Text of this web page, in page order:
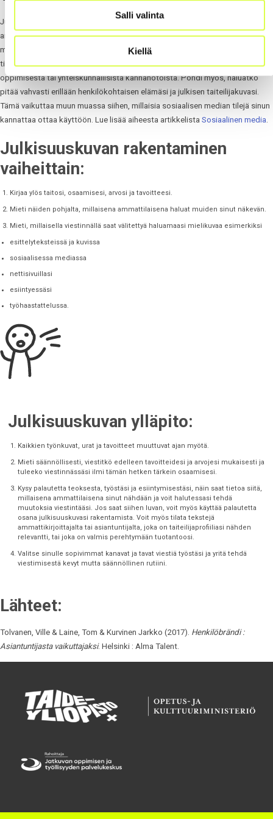
Salli valinta
Kiellä
Julkisuuskuvan luominen on viestintää. Voit itse vaikuttaa siihen, millaisena
ammattilaisena muut sinut näkevät. Lue lisää viestinnästä tämän sivuston
muista
. Muista, että jos et kerro tekemisistäsi, kukaan ei saa
tietää hienoista jutuistasi, oli kyse sitten taiteellisista töistäsi, jonkun uuden
oppimisesta tai yhteiskunnallisista kannanotoista. Pohdi myös, haluatko
pitää vahvasti erillään henkilökohtaisen elämäsi ja julkisen taiteilijakuvasi.
Tämä vaikuttaa muun muassa siihen, millaisia sosiaalisen median tilejä sinun
kannattaa ottaa käyttöön. Lue lisää aiheesta artikkelista Sosiaalinen media
Julkisuuskuvan rakentaminen
vaiheittain:
Kirjaa ylös taitosi, osaamisesi, arvosi ja tavoitteesi.
Mieti näiden pohjalta, millaisena ammattilaisena haluat muiden sinut näkevän.
Mieti, millaisella viestinnällä saat välitettyä haluamaasi mielikuvaa esimerkiksi
esittelyteksteissä ja kuvissa
sosiaalisessa mediassa
nettisivuillasi
esiintyessäsi
työhaastattelussa.
Julkisuuskuvan ylläpito:
Kaikkien työnkuvat, urat ja tavoitteet muuttuvat ajan myötä.
Mieti säännöllisesti, viestitkö edelleen tavoitteidesi ja arvojesi mukaisesti ja
tuleeko viestinnässäsi ilmi tämän hetken tärkein osaamisesi.
Kysy palautetta teoksesta, työstäsi ja esiintymisestäsi, näin saat tietoa siitä,
millaisena ammattilaisena sinut nähdään ja voit halutessasi tehdä
muutoksia viestintääsi. Jos saat siihen luvan, voit myös käyttää palautetta
osana julkisuuskuvasi rakentamista. Voit myös tilata tekstejä
ammattikirjoittajalta tai asiantuntijalta, joka on taiteilijaprofiiliasi nähden
relevantti, tai joka on valmis perehtymään tuotantoosi.
Valitse sinulle sopivimmat kanavat ja tavat viestiä työstäsi ja yritä tehdä
viestimisestä kevyt mutta säännöllinen rutiini.
Lähteet:
Tolvanen, Ville & Laine, Tom & Kurvinen Jarkko (2017). Henkilöbrändi :
Asiantuntijasta vaikuttajaksi. Helsinki : Alma Talent.